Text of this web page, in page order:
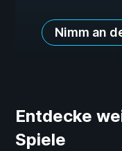
Nimm an
Entdecke
Spiele